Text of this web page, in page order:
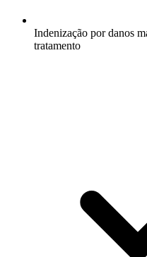
Indenização por danos
tratamento